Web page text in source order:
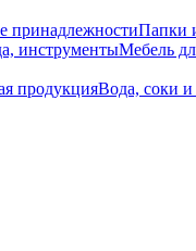
принадлежностиПапки
инструментыМебель
продукцияВода, соки